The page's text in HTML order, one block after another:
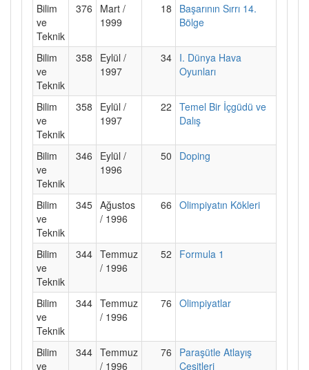
Bilim
ve
Teknik
376
Mart /
1999
18
Başarının Sırrı 14.
Bölge
Bilim
ve
Teknik
358
Eylül /
1997
34 I. Dünya Hava
Oyunları
Bilim
ve
Teknik
358
Eylül /
1997
22 Temel Bir İçgüdü ve
Dalış
Bilim
ve
Teknik
346
Eylül /
1996
50 Doping
Bilim
ve
Teknik
345 Ağustos
/ 1996
66 Olimpiyatın Kökleri
Bilim
ve
Teknik
344 Temmuz
/ 1996
52 Formula 1
Bilim
ve
Teknik
344 Temmuz
/ 1996
76 Olimpiyatlar
Bilim
ve
344 Temmuz
/ 1996
76
Paraşütle Atlayış
Çeşitleri